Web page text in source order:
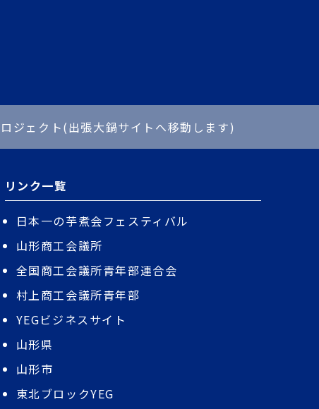
ジェクト(出張大鍋サイトへ移動します)
リンク一覧
日本一の芋煮会フェスティバル
山形商工会議所
全国商工会議所青年部連合会
村上商工会議所青年部
YEGビジネスサイト
山形県
山形市
東北ブロックYEG